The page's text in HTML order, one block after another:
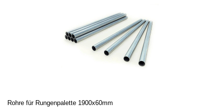
Rohre für Rungenpalette 1900x60mm